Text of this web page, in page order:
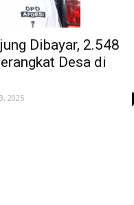
Dibayar, 2.548
Desa di
2025